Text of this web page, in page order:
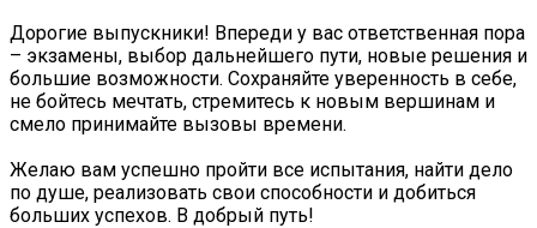
Дорогие выпускники! Впереди у вас ответственная пора
– экзамены, выбор дальнейшего пути, новые решения и
большие возможности. Сохраняйте уверенность в себе,
не бойтесь мечтать, стремитесь к новым вершинам и
смело принимайте вызовы времени.
Желаю вам успешно пройти все испытания, найти дело
по душе, реализовать свои способности и добиться
больших успехов. В добрый путь!